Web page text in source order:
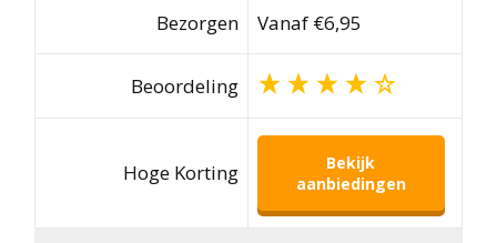
Bezorgen Vanaf €6,95
Beoordeling
Hoge Korting
Bekijk
aanbiedingen